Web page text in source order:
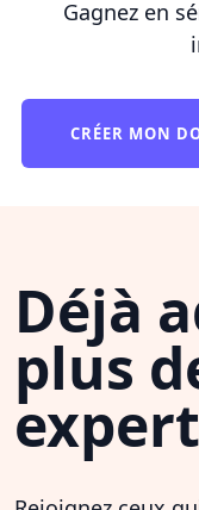
Gagnez en
CRÉER MON
Déjà
plus